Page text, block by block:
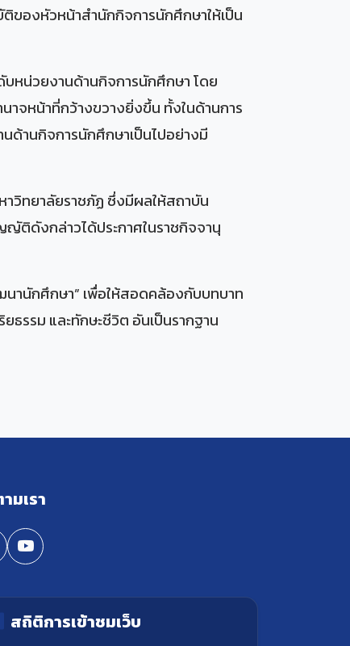
ของหัวหน้าสำนักกิจการนักศึกษาให้เป็น
บหน่วยงานด้านกิจการนักศึกษา โดย
าจหน้าที่กว้างขวางยิ่งขึ้น ทั้งในด้านการ
ด้านกิจการนักศึกษาเป็นไปอย่างมี
าวิทยาลัยราชภัฏ ซึ่งมีผลให้สถาบัน
ญัติดังกล่าวได้ประกาศในราชกิจจานุ
นานักศึกษา” เพื่อให้สอดคล้องกับบทบาท
รรม และทักษะชีวิต อันเป็นรากฐาน
มเรา
สถิติการเข้าชมเว็บ